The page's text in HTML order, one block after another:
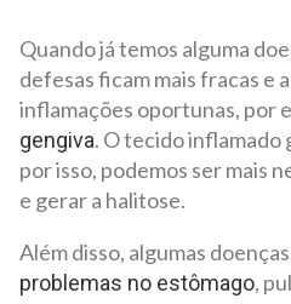
Quando já temos alguma
defesas ficam mais fracas e
inflamações oportunas, por
gengiva. O tecido inflamado
por isso, podemos ser mais
e gerar a halitose.
Além disso, algumas
problemas no estômago,